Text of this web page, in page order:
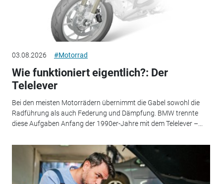
03.08.2026 #Motorrad
Wie funktioniert eigentlich?: Der
Telelever
Bei den meisten Motorrädern übernimmt die Gabel sowohl die
Radführung als auch Federung und Dämpfung. BMW trennte
diese Aufgaben Anfang der 1990er-Jahre mit dem Telelever –...